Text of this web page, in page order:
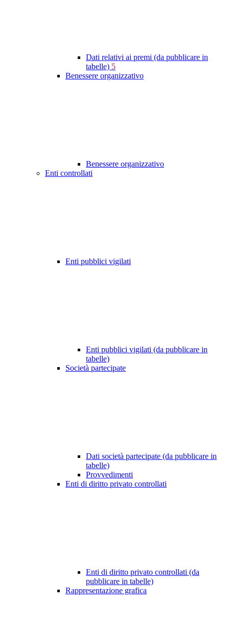
Dati relativi ai premi (da pubblicare in
tabelle) 5
Benessere organizzativo
Benessere organizzativo
Enti controllati
Enti pubblici vigilati
Enti pubblici vigilati (da pubblicare in
tabelle)
Società partecipate
Dati società partecipate (da pubblicare in
tabelle)
Provvedimenti
Enti di diritto privato controllati
Enti di diritto privato controllati (da
pubblicare in tabelle)
Rappresentazione grafica